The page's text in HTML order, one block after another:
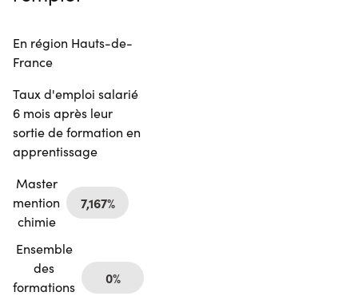
En région Hauts-de-
France
Taux d'emploi salarié
6 mois après leur
sortie de formation en
apprentissage
Master
mention
chimie
7,167%
Ensemble
des
formations
0%